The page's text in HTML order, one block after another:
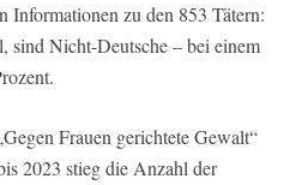
Informationen zu den 853 Tätern:
sind Nicht-Deutsche – bei einem
Frauen gerichtete Gewalt“
2023 stieg die Anzahl der